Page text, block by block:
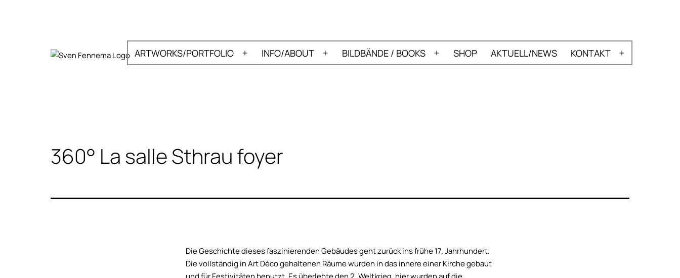
ARTWORKS/PORTFOLIO
MenüINFO/ABOUT
MenüBILDBÄNDE / BOOKS
MenüSHOP AKTUELL/NEWS KONTAKT
Menü
360° La salle Sthrau foyer
Die Geschichte dieses faszinierenden Gebäudes geht zurück ins frühe 17. Jahrhundert.
Die vollständig in Art Déco gehaltenen Räume wurden in das innere einer Kirche gebaut